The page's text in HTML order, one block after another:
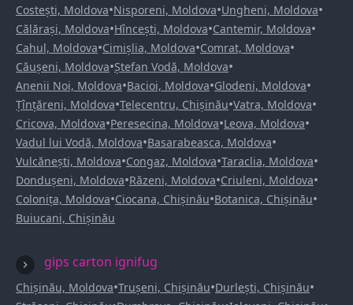
Costești, Moldova•Nisporeni, Moldova•Ungheni, Moldova•
Călărași, Moldova•Hîncești, Moldova•Cantemir, Moldova•
Cahul, Moldova•Cimișlia, Moldova•Comrat, Moldova•
Căușeni, Moldova•Ștefan Vodă, Moldova•
Anenii Noi, Moldova•Bacioi, Moldova•Glodeni, Moldova•
Țînțăreni, Moldova•Telecentru, Chișinău•Vatra, Moldova•
Cricova, Moldova•Peresecina, Moldova•Leova, Moldova•
Vadul lui Vodă, Moldova•Basarabeasca, Moldova•
Vulcănești, Moldova•Congaz, Moldova•Taraclia, Moldova•
Dondușeni, Moldova•Răzeni, Moldova•Criuleni, Moldova•
Colonița, Moldova•Ciocana, Chișinău•Botanica, Chișinău•
Buiucani, Chișinău
gips carton ignifug
Chișinău, Moldova•Trușeni, Chișinău•Durlești, Chișinău•